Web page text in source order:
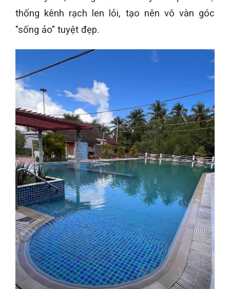
thống kênh rạch len lỏi, tạo nên vô vàn góc
"sống ảo" tuyệt đẹp.